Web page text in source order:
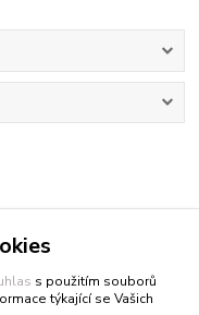
s použitím souborů
týkající se Vašich